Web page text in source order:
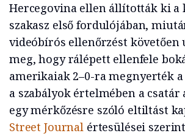
Hercegovina ellen állították ki a
szakasz első fordulójában,
videóbírós ellenőrzést követően
meg, hogy rálépett ellenfele
amerikaiak 2–0-ra megnyerték
a szabályok értelmében a
egy mérkőzésre szóló eltiltást
Street Journalértesülései